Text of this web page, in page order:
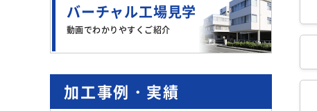
バーチャル工場見学
動画でわかりやすくご紹介
加工事例・実績